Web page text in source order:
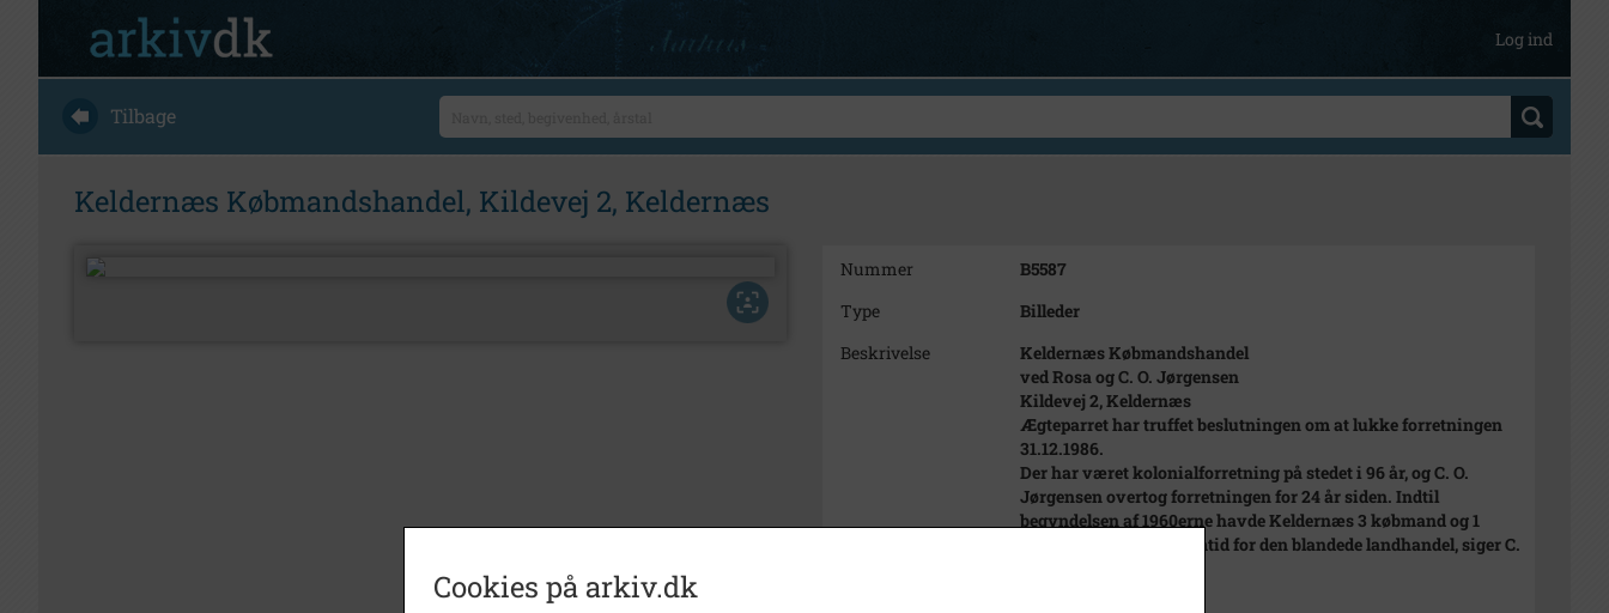
Log ind
Tilbage
Keldernæs Købmandshandel, Kildevej 2, Keldernæs
Nummer
B5587
Type
Billeder
Beskrivelse
Keldernæs Købmandshandel
ved Rosa og C. O. Jørgensen
Kildevej 2, Keldernæs
Ægteparret har truffet beslutningen om at lukke forretningen
31.12.1986.
Der har været kolonialforretning på stedet i 96 år, og C. O.
Jørgensen overtog forretningen for 24 år siden. Indtil
begyndelsen af 1960erne havde Keldernæs 3 købmand og 1
bager. Der er ingen fremtid for den blandede landhandel, siger C.
Cookies på arkiv.dk